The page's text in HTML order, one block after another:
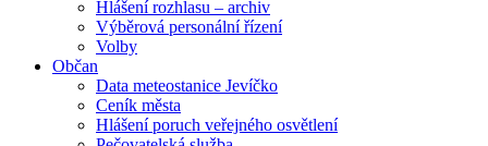
Hlášení rozhlasu – archiv
Výběrová personální řízení
Volby
Občan
Data meteostanice Jevíčko
Ceník města
Hlášení poruch veřejného osvětlení